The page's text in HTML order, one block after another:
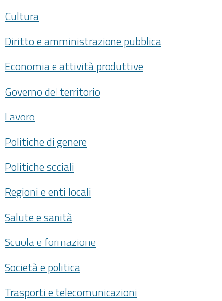
Cultura
Diritto e amministrazione pubblica
Economia e attività produttive
Governo del territorio
Lavoro
Politiche di genere
Politiche sociali
Regioni e enti locali
Salute e sanità
Scuola e formazione
Società e politica
Trasporti e telecomunicazioni